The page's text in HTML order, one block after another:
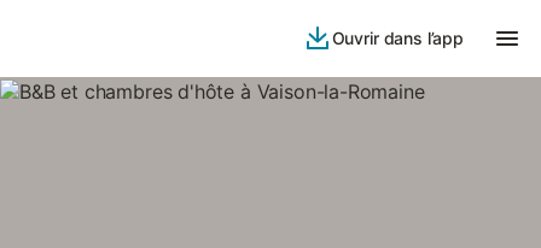
Ouvrir dans l’app